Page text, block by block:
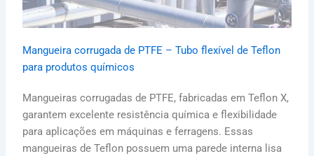
Mangueira corrugada de PTFE – Tubo flexível de Teflon
para produtos químicos
Mangueiras corrugadas de PTFE, fabricadas em Teflon X,
garantem excelente resistência química e flexibilidade
para aplicações em máquinas e ferragens. Essas
mangueiras de Teflon possuem uma parede interna lisa